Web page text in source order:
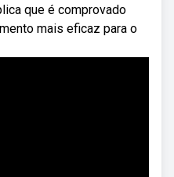
que é comprovado
mais eficaz para o